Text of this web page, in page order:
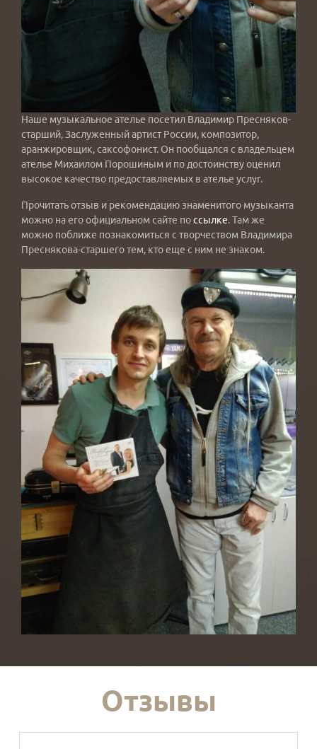
Наше музыкальное ателье посетил Владимир Пресняков-
старший, Заслуженный артист России, композитор,
аранжировщик, саксофонист. Он пообщался с владельцем
ателье Михаилом Порошиным и по достоинству оценил
высокое качество предоставляемых в ателье услуг.
Прочитать отзыв и рекомендацию знаменитого музыканта
можно на его официальном сайте поссылке. Там же
можно поближе познакомиться с творчеством Владимира
Преснякова-старшего тем, кто еще с ним не знаком.
Отзывы